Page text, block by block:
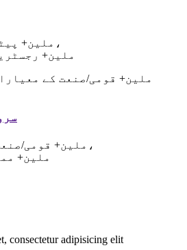
80 ملین+ پیٹنٹ سرٹیفکیٹ،
80 ملین+
10 ملین+ قومی/صنعت کے معیارات،
60 ملین+
consectetur adipisicing elit